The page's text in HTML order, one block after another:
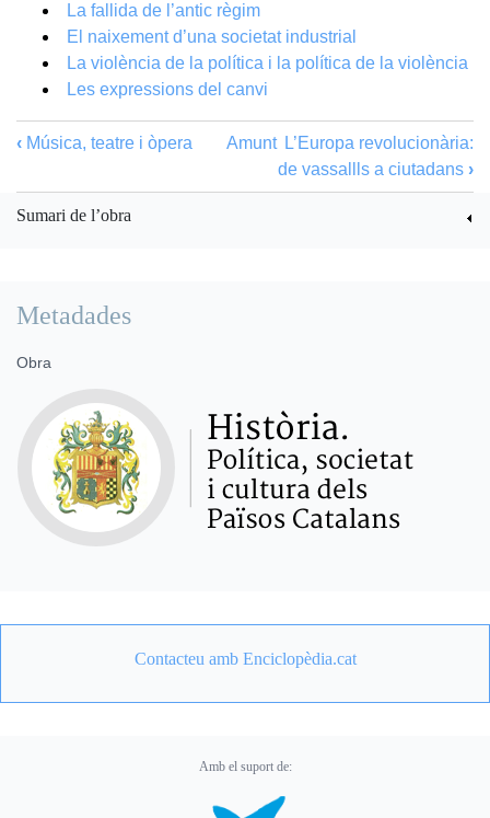
La fallida de l’antic règim
El naixement d’una societat industrial
La violència de la política i la política de la violència
Les expressions del canvi
‹ Música, teatre i òpera Amunt L’Europa revolucionària:
de vassallls a ciutadans ›
Sumari de l’obra
Metadades
Obra
Contacteu amb Enciclopèdia.cat
Amb el suport de: